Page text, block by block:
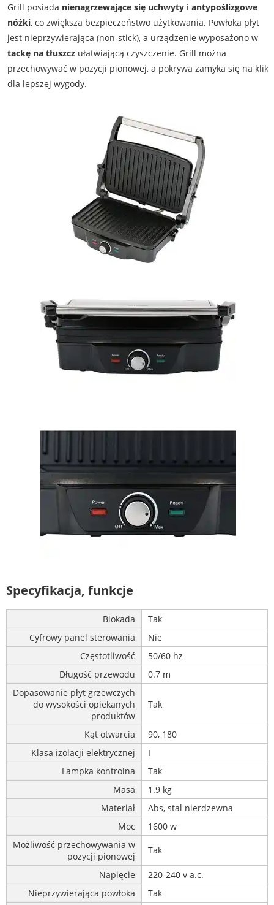
Grill posiada nienagrzewające się uchwytyi antypoślizgowe
nóżki, co zwiększa bezpieczeństwo użytkowania. Powłoka płyt
jest nieprzywierająca (non‑stick), a urządzenie wyposażono w
tackę na tłuszczułatwiającą czyszczenie. Grill można
przechowywać w pozycji pionowej, a pokrywa zamyka się na klik
dla lepszej wygody.
Specyfikacja, funkcje
Blokada
Tak
Cyfrowy panel sterowania
Nie
Częstotliwość
50/60 hz
Długość przewodu
0.7 m
Dopasowanie płyt grzewczych
do wysokości opiekanych
produktów
Tak
Kąt otwarcia
90, 180
Klasa izolacji elektrycznej
I
Lampka kontrolna
Tak
Masa
1.9 kg
Materiał
Abs, stal nierdzewna
Moc
1600 w
Możliwość przechowywania w
pozycji pionowej
Tak
Napięcie
220-240 v a.c.
Nieprzywierająca powłoka
Tak